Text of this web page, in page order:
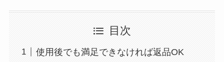
目次
使用後でも満足できなければ返品OK